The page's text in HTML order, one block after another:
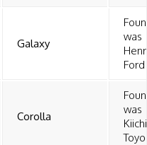
Galaxy
was
Ford
Corolla
was